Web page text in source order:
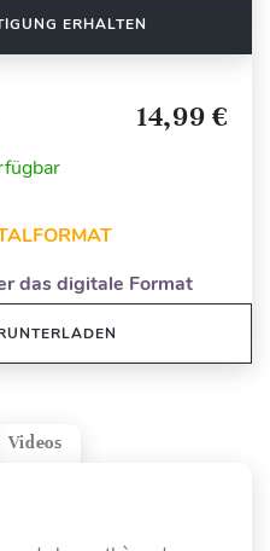
ERHALTEN
14,99 €
das digitale Format
Videos